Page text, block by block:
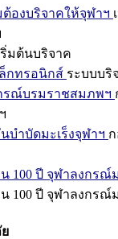
ต้องบริจาคให้จุฬาฯ
ริ่มต้นบริจาค
กทรอนิกส์ ระบบบริ
รณ์บรมราชสมภพฯ
ำบัดมะเร็งจุฬาฯ
100 ปี จุฬาลงกรณ์
100 ปี จุฬาลงกรณ์